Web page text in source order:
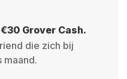
Grover Cash.
die zich bij
maand.